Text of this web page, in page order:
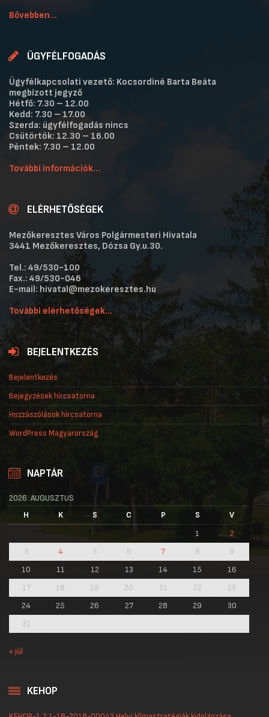
Bővebben...
ÜGYFÉLFOGADÁS
Ügyfélkapcsolati vezető: Kocsordiné Barta Beáta
megbízott jegyző
Hétfő: 7.30 – 12.00
Kedd: 7.30 – 17.00
Szerda: ügyfélfogadás nincs
Csütörtök: 12.30 – 16.00
Péntek: 7.30 – 12.00
További információk...
ELÉRHETŐSÉGEK
Mezőkeresztes Város Polgármesteri Hivatala
3441 Mezőkeresztes, Dózsa Gy.u.30.
Tel.: 49/530-100
Fax.: 49/530-046
E-mail: hivatal@mezokeresztes.hu
További elérhetőségek...
BEJELENTKEZÉS
Bejelentkezés
Bejegyzések hírcsatorna
Hozzászólások hírcsatorna
WordPress Magyarország
NAPTÁR
2026. AUGUSZTUS
H
K S C P S
V
1
2
3
4 5 6 7 8
9
10
11 12 13 14 15
16
17
18 19 20 21 22
23
24
25 26 27 28 29
30
31
« júl
KEHOP